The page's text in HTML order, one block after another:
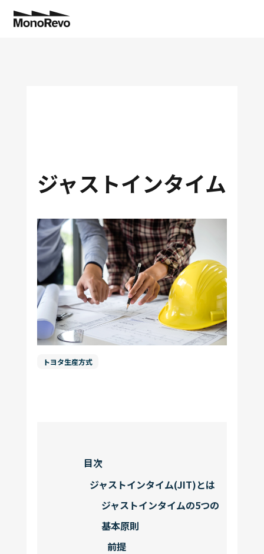
金型加工
拡張システム連携
機能一覧
設備投資の判断ができました！
もっと見る
製造現場に役立つ
コラム一覧
ジャストインタイム
トヨタ生産方式
目次
ジャストインタイム(JIT)とは
ジャストインタイムの5つの
基本原則
前提
コラム
料金
アフターサポート
お問い合わせ
運営会社
ログイン